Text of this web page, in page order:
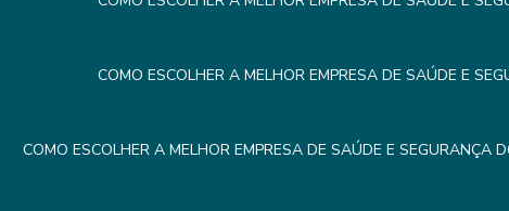
COMO ESCOLHER A MELHOR EMPRESA DE SAÚDE E
COMO ESCOLHER A MELHOR EMPRESA DE SAÚDE E SEGURANÇA